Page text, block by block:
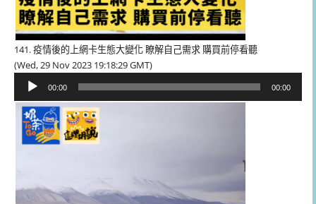
141. 疫情後的上網卡生態大變化 瞭解自己需求 購買前停看聽
(Wed, 29 Nov 2023 19:18:29 GMT)
播
器
00:00 00:00